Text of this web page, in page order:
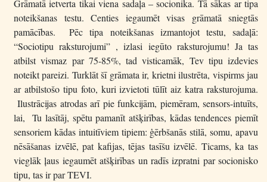
Grāmatā ietverta tikai viena sadaļa – socionika. Tā sākas ar tipa
noteikšanas testu. Centies iegaumēt visas grāmatā sniegtās
pamācības. Pēc tipa noteikšanas izmantojot testu, sadaļā:
“Sociotipu raksturojumi” , izlasi iegūto raksturojumu! Ja tas
atbilst vismaz par 75-85%, tad visticamāk, Tev tipu izdevies
noteikt pareizi. Turklāt šī grāmata ir, krietni ilustrēta, vispirms jau
ar atbilstošo tipu foto, kuri izvietoti tūlīt aiz katra raksturojuma.
Ilustrācijas atrodas arī pie funkcijām, piemēram, sensors-intuīts,
lai, Tu lasītāj, spētu pamanīt atšķirības, kādas tendences piemīt
sensoriem kādas intuitīviem tipiem: ģērbšanās stilā, somu, apavu
nēsāšanas izvēlē, pat kafijas, tējas tasīšu izvēlē. Ticams, ka tas
vieglāk ļaus iegaumēt atšķirības un radīs izpratni par socionisko
tipu, tas ir par TEVI.